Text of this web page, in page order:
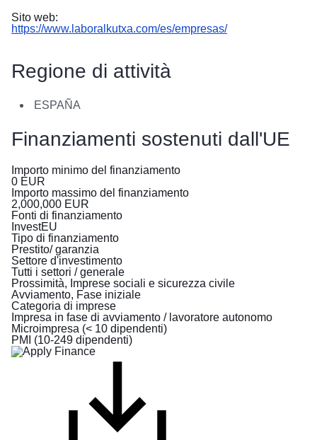
Україні
Iнформація
для
Assistenza
le
in
Sito web:
https://www.laboralkutxa.com/es/empresas/
Regione di attività
ESPAÑA
Finanziamenti sostenuti dall'UE
Importo minimo del finanziamento
0 EUR
Importo massimo del finanziamento
2,000,000 EUR
Fonti di finanziamento
InvestEU
Tipo di finanziamento
Prestito/ garanzia
Settore d'investimento
Tutti i settori / generale
Prossimità, Imprese sociali e sicurezza civile
Avviamento, Fase iniziale
Categoria di imprese
Impresa in fase di avviamento / lavoratore autonomo
Microimpresa (< 10 dipendenti)
PMI (10-249 dipendenti)